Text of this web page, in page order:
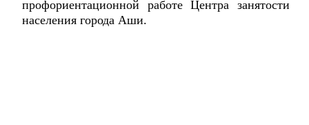
профориентационной работе Центра занятости
населения города Аши.